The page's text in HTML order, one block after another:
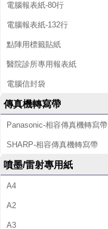
電腦報表紙-80行
電腦報表紙-132行
點陣用標籤貼紙
醫院診所專用報表紙
電腦信封袋
傳真機轉寫帶
Panasonic-相容傳真機轉寫帶
SHARP-相容傳真機轉寫帶
噴墨/雷射專用紙
A4
A2
A3